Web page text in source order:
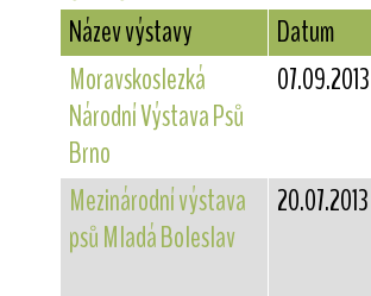
Název výstavy
Datum
Moravskoslezká
Národní Výstava Psů
Brno
07.09.2013
Mezinárodní výstava
psů Mladá Boleslav
20.07.2013